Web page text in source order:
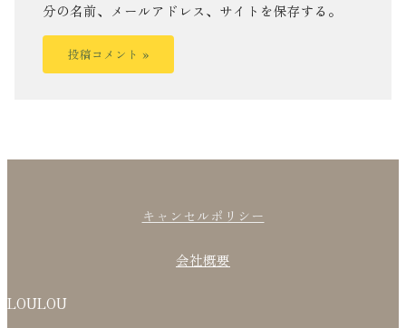
分の名前、メールアドレス、サイトを保存する。
キャンセルポリシー
会社概要
LOULOU